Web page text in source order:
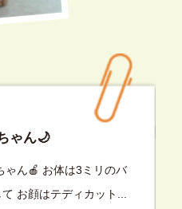
ゃん🌙
ゃん🍎 お体は3ミリのバ
お顔はテディカット...